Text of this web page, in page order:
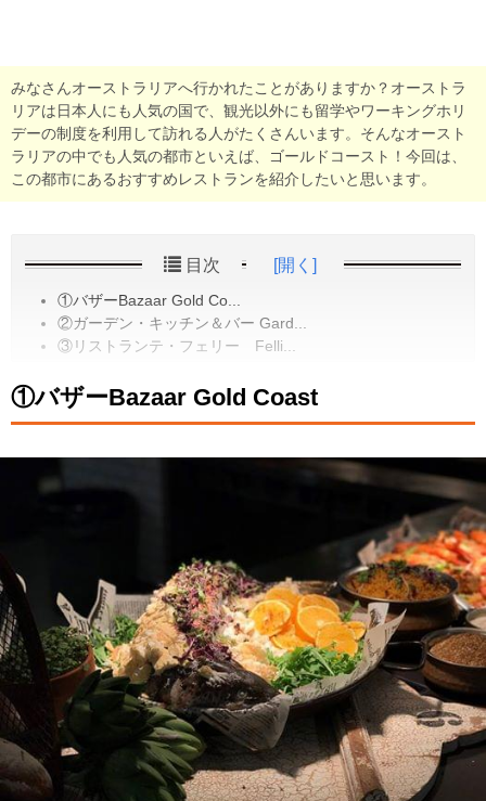
みなさんオーストラリアへ行かれたことがありますか？オーストラ
リアは日本人にも人気の国で、観光以外にも留学やワーキングホリ
デーの制度を利用して訪れる人がたくさんいます。そんなオースト
ラリアの中でも人気の都市といえば、ゴールドコースト！今回は、
この都市にあるおすすめレストランを紹介したいと思います。
目次 [開く]
①バザーBazaar Gold Co...
②ガーデン・キッチン＆バー Gard...
③リストランテ・フェリー Felli...
①バザーBazaar Gold Coast